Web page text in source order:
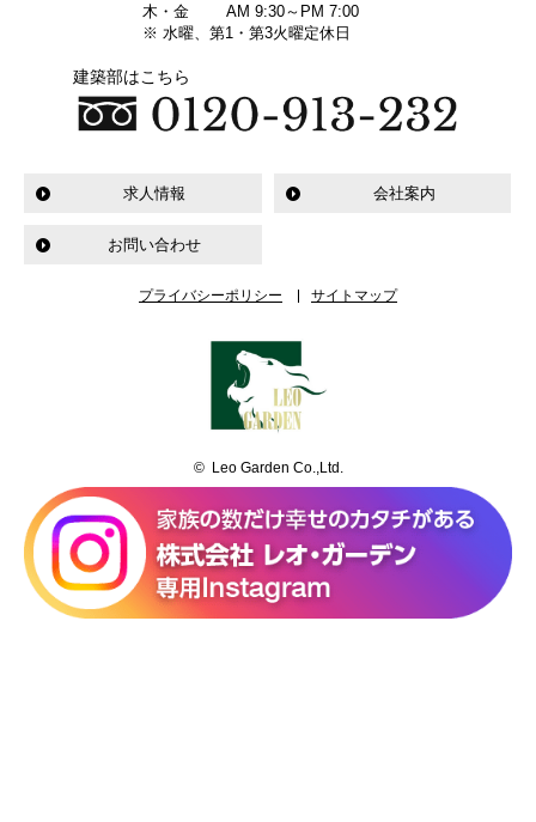
木・金
AM 9:30～PM 7:00
※ 水曜、第1・第3火曜定休日
建築部はこちら
求人情報 会社案内
お問い合わせ
プライバシーポリシー サイトマップ
© Leo Garden Co.,Ltd.